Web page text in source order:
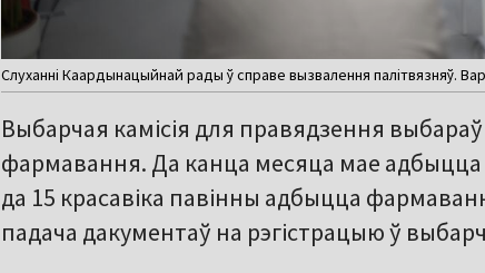
Слуханні Каардынацыйнай рады ў справе вызвалення палітвязняў.
Выбарчая камісія для правядзення
фармавання. Да канца месяца мае адбыцца
да 15 красавіка павінны адбыцца
падача дакументаў на рэгістрацыю ў